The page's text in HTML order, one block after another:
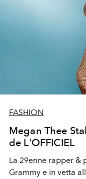
FASHION
Megan Thee
de L'OFFICIEL
La 29enne rapper &
Grammy e in vetta